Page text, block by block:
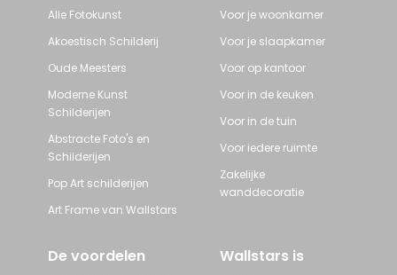
Alle Fotokunst
Akoestisch Schilderij
Oude Meesters
Moderne Kunst
Schilderijen
Abstracte Foto's en
Schilderijen
Pop Art schilderijen
Art Frame van Wallstars
Voor je woonkamer
Voor je slaapkamer
Voor op kantoor
Voor in de keuken
Voor in de tuin
Voor iedere ruimte
Zakelijke
wanddecoratie
De voordelen Wallstars is